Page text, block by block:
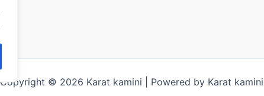
Copyright © 2026 Karat kamini | Powered by Karat kamini